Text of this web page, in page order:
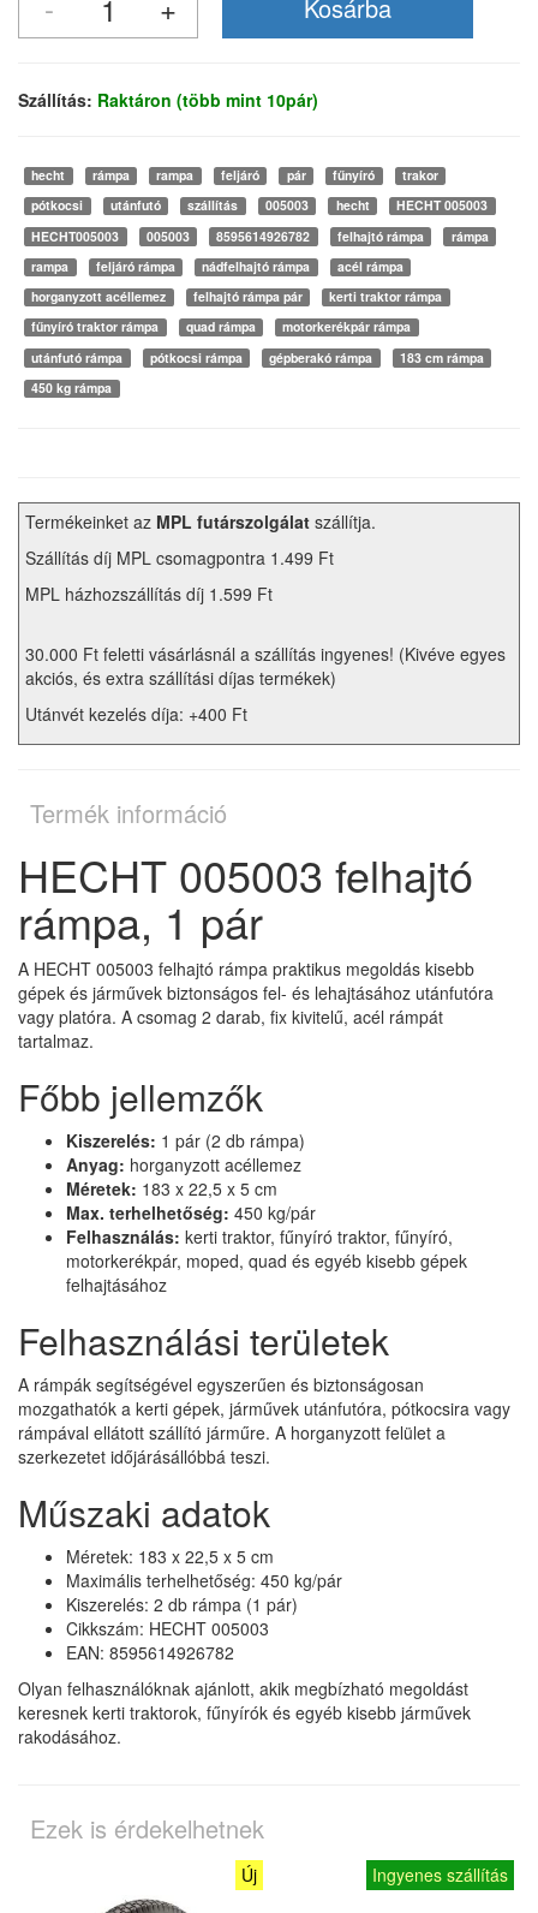
Szállítás: Raktáron (több mint 10pár)
hecht rámpa rampa feljáró pár fűnyíró
trakor
pótkocsi
utánfutó szállítás 005003 hecht
HECHT 005003
HECHT005003
005003 8595614926782 felhajtó rámpa
rámpa
rampa
feljáró rámpa nádfelhajtó rámpa
acél rámpa
horganyzott acéllemez
felhajtó rámpa pár
kerti traktor rámpa
fűnyíró traktor rámpa
quad rámpa
motorkerékpár rámpa
utánfutó rámpa
pótkocsi rámpa gépberakó rámpa
183 cm rámpa
450 kg rámpa
Termékeinket az MPL futárszolgálat szállítja.
Szállítás díj MPL csomagpontra 1.499 Ft
MPL házhozszállítás díj 1.599 Ft
30.000 Ft feletti vásárlásnál a szállítás ingyenes! (Kivéve egyes
akciós, és extra szállítási díjas termékek)
Utánvét kezelés díja: +400 Ft
Termék információ
HECHT 005003 felhajtó
rámpa, 1 pár
A HECHT 005003 felhajtó rámpa praktikus megoldás kisebb
gépek és járművek biztonságos fel- és lehajtásához utánfutóra
vagy platóra. A csomag 2 darab, fix kivitelű, acél rámpát
tartalmaz.
Főbb jellemzők
Kiszerelés: 1 pár (2 db rámpa)
Anyag: horganyzott acéllemez
Méretek: 183 x 22,5 x 5 cm
Max. terhelhetőség: 450 kg/pár
Felhasználás: kerti traktor, fűnyíró traktor, fűnyíró,
motorkerékpár, moped, quad és egyéb kisebb gépek
felhajtásához
Felhasználási területek
A rámpák segítségével egyszerűen és biztonságosan
mozgathatók a kerti gépek, járművek utánfutóra, pótkocsira vagy
rámpával ellátott szállító járműre. A horganyzott felület a
szerkezetet időjárásállóbbá teszi.
Műszaki adatok
Méretek: 183 x 22,5 x 5 cm
Maximális terhelhetőség: 450 kg/pár
Kiszerelés: 2 db rámpa (1 pár)
Cikkszám: HECHT 005003
EAN: 8595614926782
Olyan felhasználóknak ajánlott, akik megbízható megoldást
keresnek kerti traktorok, fűnyírók és egyéb kisebb járművek
rakodásához.
Ezek is érdekelhetnek
Új Ingyenes szállítás